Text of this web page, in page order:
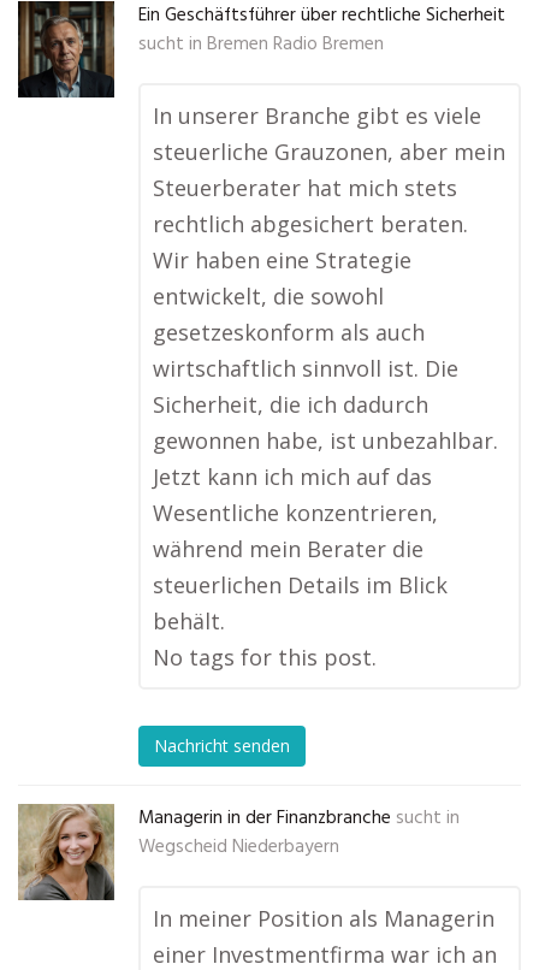
Ein Geschäftsführer über rechtliche Sicherheit
sucht in Bremen Radio Bremen
In unserer Branche gibt es viele
steuerliche Grauzonen, aber mein
Steuerberater hat mich stets
rechtlich abgesichert beraten.
Wir haben eine Strategie
entwickelt, die sowohl
gesetzeskonform als auch
wirtschaftlich sinnvoll ist. Die
Sicherheit, die ich dadurch
gewonnen habe, ist unbezahlbar.
Jetzt kann ich mich auf das
Wesentliche konzentrieren,
während mein Berater die
steuerlichen Details im Blick
behält.
No tags for this post.
Nachricht senden
Managerin in der Finanzbranche sucht in
Wegscheid Niederbayern
In meiner Position als Managerin
einer Investmentfirma war ich an